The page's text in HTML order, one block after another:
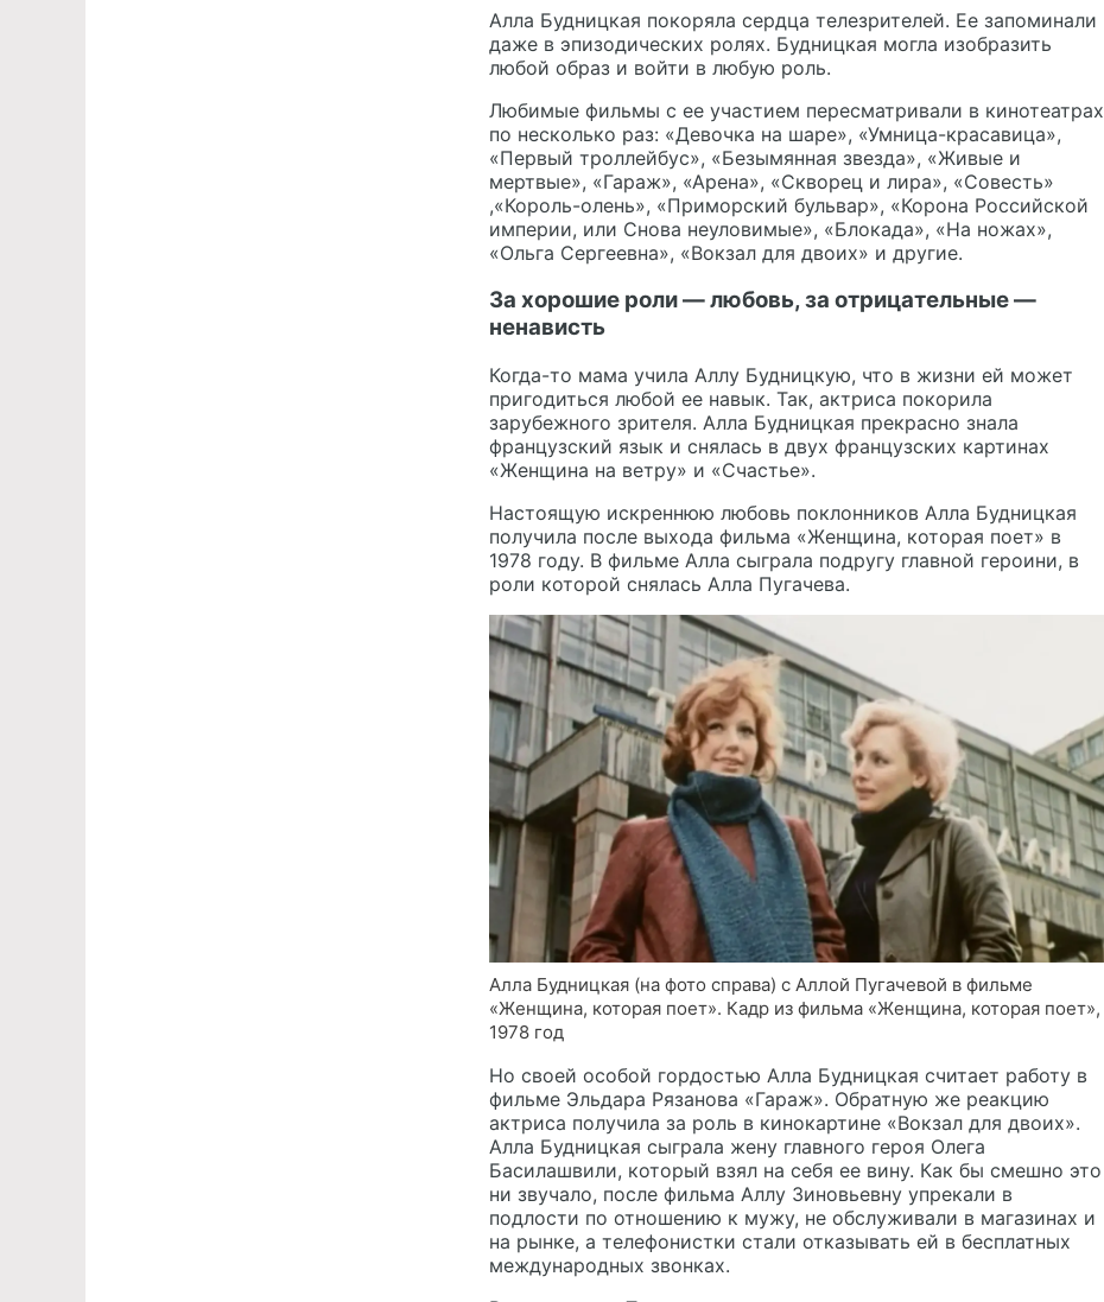
Алла Будницкая покоряла сердца телезрителей. Ее запоминали
даже в эпизодических ролях. Будницкая могла изобразить
любой образ и войти в любую роль.
Любимые фильмы с ее участием пересматривали в кинотеатрах
по несколько раз: «Девочка на шаре», «Умница-красавица»,
«Первый троллейбус», «Безымянная звезда», «Живые и
мертвые», «Гараж», «Арена», «Скворец и лира», «Совесть»
,«Король-олень», «Приморский бульвар», «Корона Российской
империи, или Снова неуловимые», «Блокада», «На ножах»,
«Ольга Сергеевна», «Вокзал для двоих» и другие.
За хорошие роли — любовь, за отрицательные —
ненависть
Когда-то мама учила Аллу Будницкую, что в жизни ей может
пригодиться любой ее навык. Так, актриса покорила
зарубежного зрителя. Алла Будницкая прекрасно знала
французский язык и снялась в двух французских картинах
«Женщина на ветру» и «Счастье».
Настоящую искреннюю любовь поклонников Алла Будницкая
получила после выхода фильма «Женщина, которая поет» в
1978 году. В фильме Алла сыграла подругу главной героини, в
роли которой снялась Алла Пугачева.
Алла Будницкая (на фото справа) с Аллой Пугачевой в фильме
«Женщина, которая поет». Кадр из фильма «Женщина, которая поет»,
1978 год
Но своей особой гордостью Алла Будницкая считает работу в
фильме Эльдара Рязанова «Гараж». Обратную же реакцию
актриса получила за роль в кинокартине «Вокзал для двоих».
Алла Будницкая сыграла жену главного героя Олега
Басилашвили, который взял на себя ее вину. Как бы смешно это
ни звучало, после фильма Аллу Зиновьевну упрекали в
подлости по отношению к мужу, не обслуживали в магазинах и
на рынке, а телефонистки стали отказывать ей в бесплатных
международных звонках.